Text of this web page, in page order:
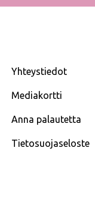
Yhteystiedot
Mediakortti
Anna palautetta
Tietosuojaseloste